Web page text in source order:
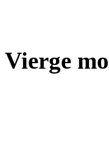
Vierge